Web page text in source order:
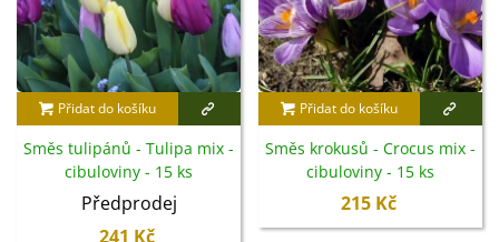
Přidat do košíku
Směs tulipánů - Tulipa mix -
cibuloviny - 15 ks
Předprodej
241 Kč
Přidat do košíku
Směs krokusů - Crocus mix -
cibuloviny - 15 ks
215 Kč